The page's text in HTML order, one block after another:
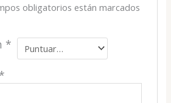
obligatorios están marcados
*
*